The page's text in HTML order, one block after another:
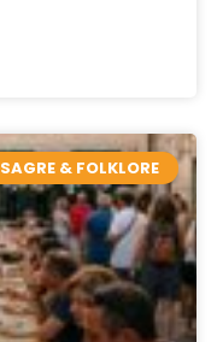
SAGRE & FOLKLORE